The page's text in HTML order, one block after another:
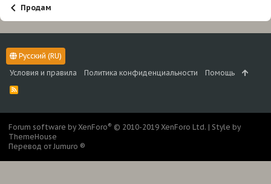
Продам
Русский (RU)
Условия и правила
Политика конфиденциальности Помощь
R
Forum software by XenForo® © 2010-2019 XenForo Ltd. | Style by
ThemeHouse
Перевод от Jumuro ®